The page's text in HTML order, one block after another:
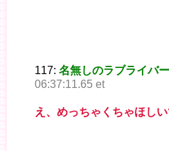
117: 名無しのラブライバー
06:37:11.65 et
え、めっちゃくちゃほし